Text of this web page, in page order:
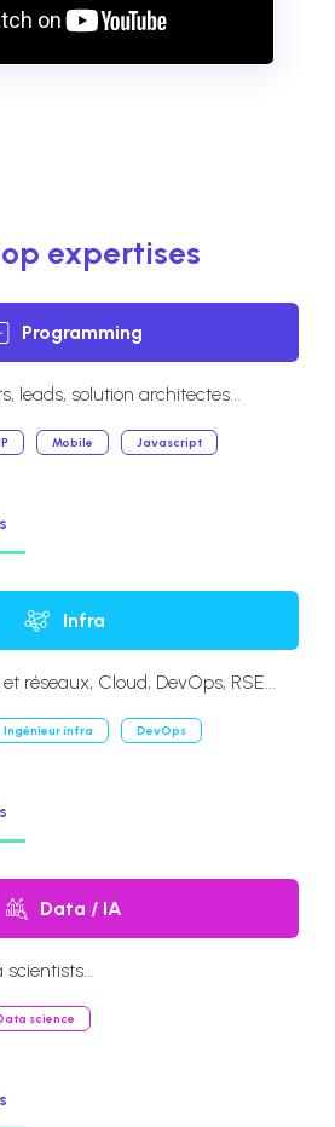
expertises
Programming
leads, solution architectes...
Mobile Javascript
Infra
réseaux, Cloud, DevOps, RSE...
Ingénieur infra DevOps
Data / IA
science